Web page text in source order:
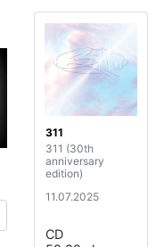
311
311 (30th
anniversary
edition)
11.07.2025
CD